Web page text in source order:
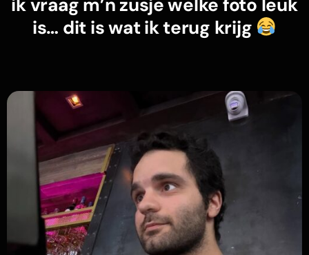
ik vraag m’n zusje welke foto leuk
is… dit is wat ik terug krijg